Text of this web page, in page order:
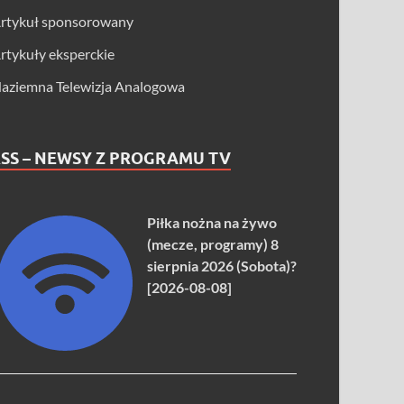
sponsorowany
eksperckie
Telewizja Analogowa
– NEWSY Z PROGRAMU TV
Piłka nożna na żywo
(mecze, programy) 8
sierpnia 2026 (Sobota)?
[2026-08-08]